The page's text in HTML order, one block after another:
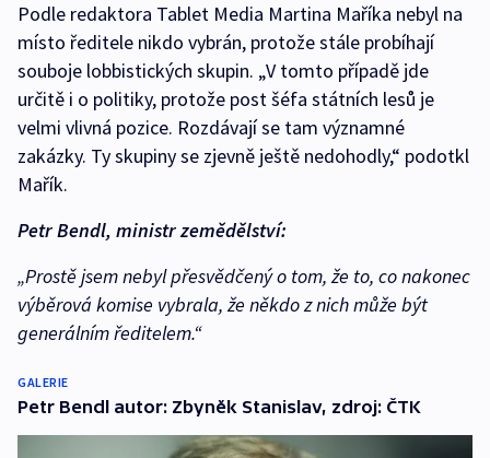
Podle redaktora Tablet Media Martina Maříka nebyl na
místo ředitele nikdo vybrán, protože stále probíhají
souboje lobbistických skupin. „V tomto případě jde
určitě i o politiky, protože post šéfa státních lesů je
velmi vlivná pozice. Rozdávají se tam významné
zakázky. Ty skupiny se zjevně ještě nedohodly,“ podotkl
Mařík.
Petr Bendl, ministr zemědělství:
„Prostě jsem nebyl přesvědčený o tom, že to, co nakonec
výběrová komise vybrala, že někdo z nich může být
generálním ředitelem.“
GALERIE
Petr Bendl autor: Zbyněk Stanislav, zdroj: ČTK